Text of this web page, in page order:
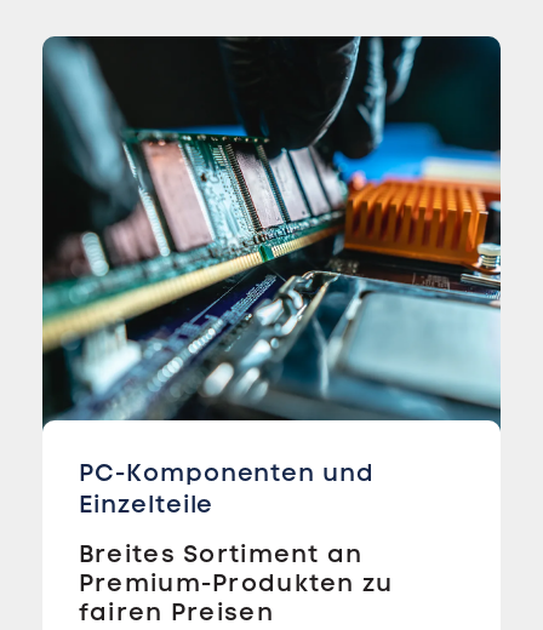
PC-Komponenten und
Einzelteile
Breites Sortiment an
Premium-Produkten zu
fairen Preisen